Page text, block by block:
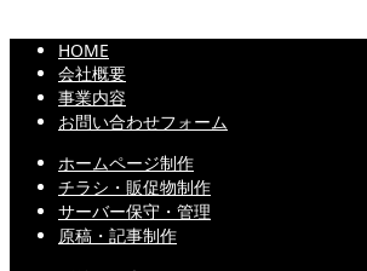
HOME
会社概要
事業内容
お問い合わせフォーム
ホームページ制作
チラシ・販促物制作
サーバー保守・管理
原稿・記事制作